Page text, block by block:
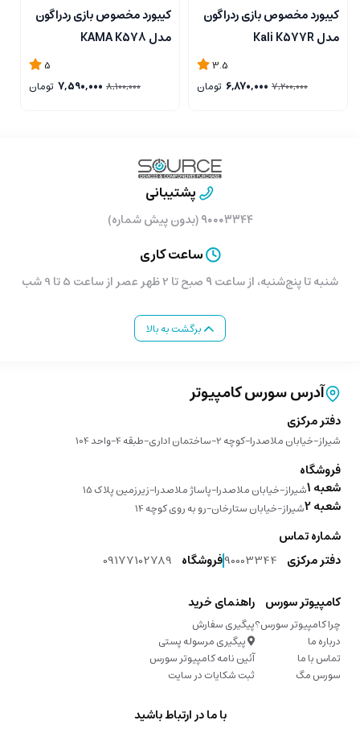
کیبورد مخصوص بازی ردراگون
مدل Kali K577R
3.5
7,200,000
6,870,000 تومان
کیبورد مخصوص بازی ردراگون
مدل KAMA K578
5
8,100,000
7,590,000 تومان
پشتیبانی
۹۰۰۰۳۳۴۴ (بدون پیش شماره)
ساعت کاری
شنبه تا پنج‌شنبه، از ساعت ۹ صبح تا 2 ظهر عصر از ساعت 5 تا 9 شب
برگشت به بالا
آدرس سورس کامپیوتر
دفتر مرکزی
شیراز-خیابان ملاصدرا-کوچه 2-ساختمان اداری-طبقه 4-واحد 104
فروشگاه
شعبه 1 شیراز-خیابان ملاصدرا-پاساژ ملاصدرا-زیرزمین پلاک 15
شعبه 2 شیراز-خیابان ستارخان-رو به روی کوچه 14
شماره تماس
دفتر مرکزی 90003344فروشگاه 09177102789
کامپیوتر سورس
چرا کامپیوتر سورس؟
درباره ما
تماس با ما
سورس مگ
راهنمای خرید
پیگیری سفارش
پیگیری مرسوله پستی
آئین نامه کامپیوتر سورس
ثبت شکایات در سایت
با ما در ارتباط باشید